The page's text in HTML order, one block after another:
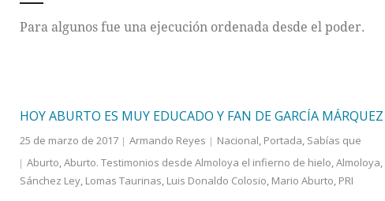
Para algunos fue una ejecución ordenada desde el poder.
HOY ABURTO ES MUY EDUCADO Y FAN DE GARCÍA MÁRQUEZ
25 de marzo de 2017 Armando Reyes Nacional Portada Sabías que
Aburto Aburto. Testimonios desde Almoloya el infierno de hielo Almoloya
Sánchez Ley, Lomas Taurinas Luis Donaldo Colosio Mario Aburto PRI